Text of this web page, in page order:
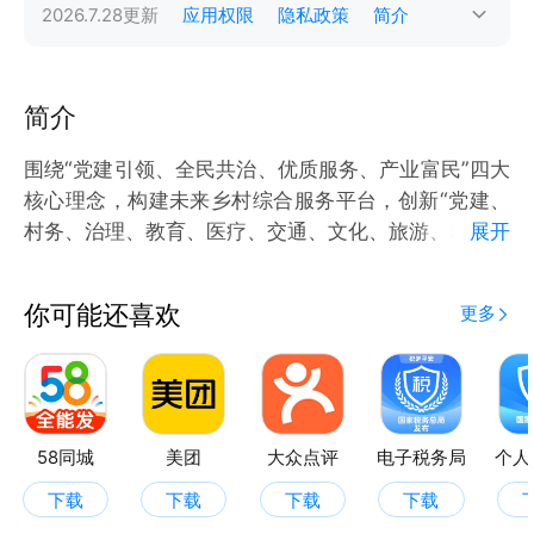
2026.7.28更新 应用权限 隐私政策 简介
简介
围绕“党建引领、全民共治、优质服务、产业富民”四大
核心理念，构建未来乡村综合服务平台，创新“党建、
村务、治理、教育、医疗、交通、文化、旅游、养老、
展开
你可能还喜欢 更多
58同城
下载
美团
下载
大众点评
下载
电子税务局
下载
个